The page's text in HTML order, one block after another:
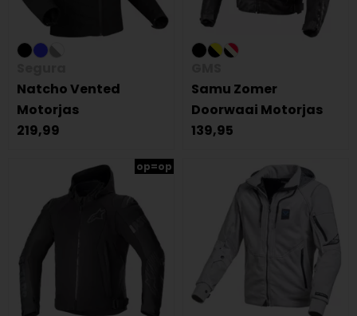
Natcho Vented
Motorjas
219,99
Samu Zomer
Doorwaai Motorjas
139,95
op=op